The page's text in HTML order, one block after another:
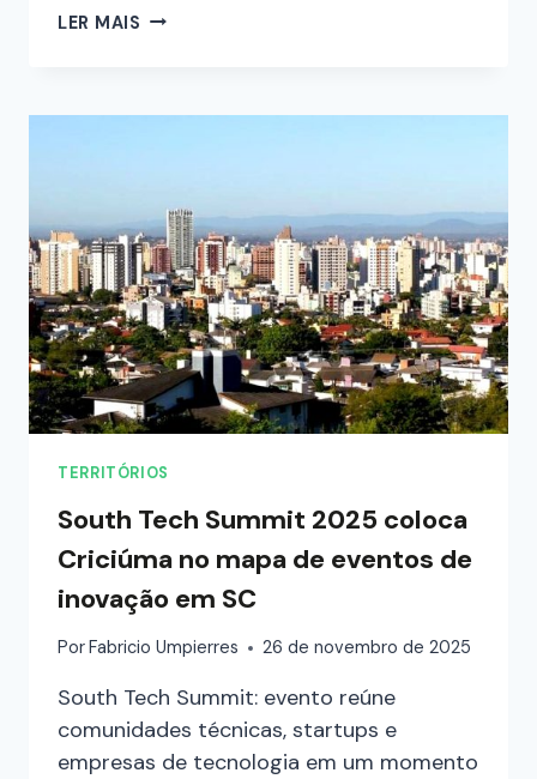
LER MAIS
TERRITÓRIOS
South Tech Summit 2025 coloca
Criciúma no mapa de eventos de
inovação em SC
Por Fabricio Umpierres 26 de novembro de 2025
South Tech Summit: evento reúne
comunidades técnicas, startups e
empresas de tecnologia em um momento